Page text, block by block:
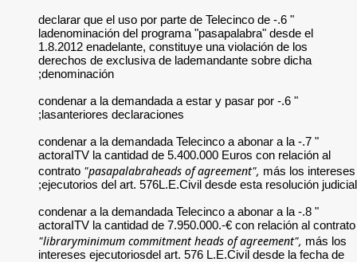
" 6.- declarar que el
ladenominación
1.8.2012
derechos de
" 6.- condenar a la
" 7.- condenar a la
actoraITV la
contrato
ejecutorios del art.
" 8.- condenar a la
actoraITV la
"libraryminimum
intereses